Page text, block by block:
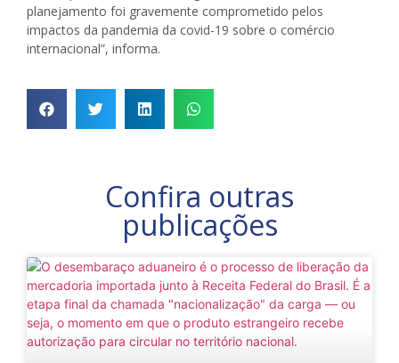
planejamento foi gravemente comprometido pelos
impactos da pandemia da covid-19 sobre o comércio
internacional”, informa.
Confira outras
publicações